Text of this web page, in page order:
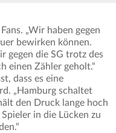
„Wir haben gegen
bewirken können.
gegen die SG trotz des
einen Zähler geholt.“
dass es eine
„Hamburg schaltet
den Druck lange hoch
in die Lücken zu